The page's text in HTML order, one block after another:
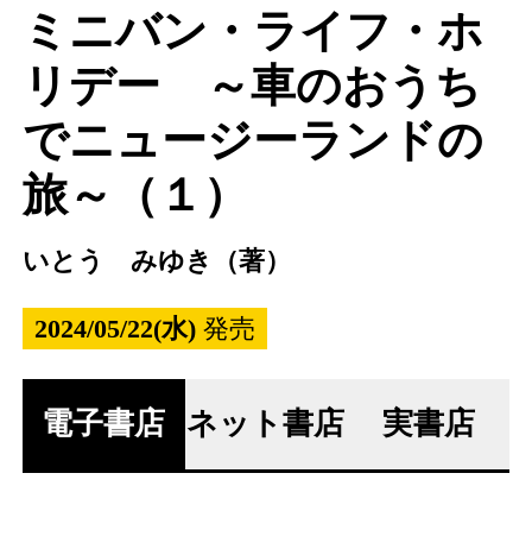
ミニバン・ライフ・ホ
リデー ～車のおうち
でニュージーランドの
旅～（１）
いとう みゆき（著）
2024/05/22(水)発売
電子書店 ネット書店 実書店